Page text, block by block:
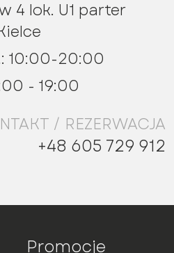
4 lok. U1 parter
10:00-20:00
- 19:00
/ REZERWACJA
+48 605 729 912
Promocje